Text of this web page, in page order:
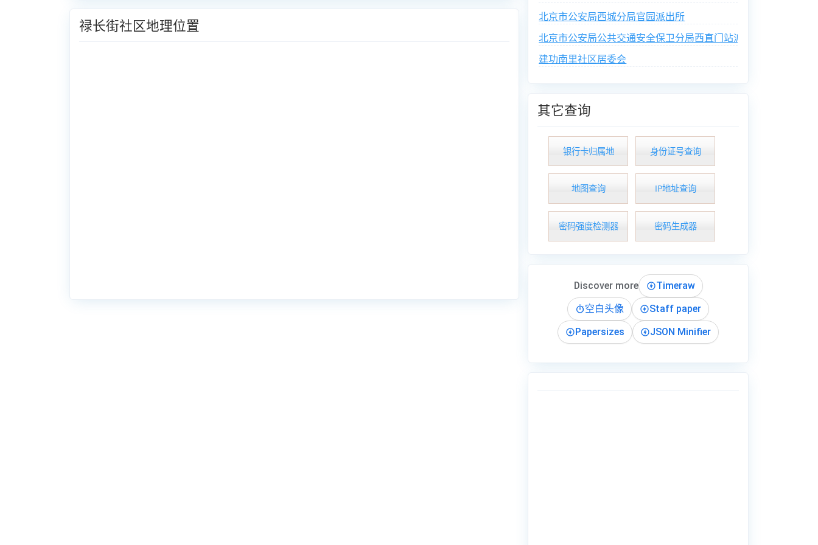
禄长街社区地理位置
北京市公安局西城分局官园派出所
北京市公安局公共交通安全保卫分局西直门站派出所
建功南里社区居委会
其它查询
银行卡归属地 身份证号查询
地图查询 IP地址查询
密码强度检测器 密码生成器
Discover more
Timeraw
空白头像
Staff paper
Papersizes
JSON Minifier